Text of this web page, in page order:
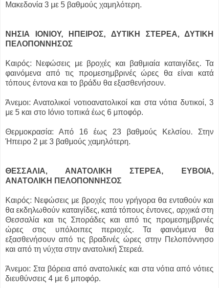
Μακεδονία 3 με 5 βαθμούς χαμηλότερη.
ΝΗΣΙΑ ΙΟΝΙΟΥ, ΗΠΕΙΡΟΣ, ΔΥΤΙΚΗ ΣΤΕΡΕΑ, ΔΥΤΙΚΗ
ΠΕΛΟΠΟΝΝΗΣΟΣ
Καιρός: Νεφώσεις με βροχές και βαθμιαία καταιγίδες. Τα
φαινόμενα από τις προμεσημβρινές ώρες θα είναι κατά
τόπους έντονα και το βράδυ θα εξασθενήσουν.
Άνεμοι: Ανατολικοί νοτιοανατολικοί και στα νότια δυτικοί, 3
με 5 και στο Ιόνιο τοπικά έως 6 μποφόρ.
Θερμοκρασία: Από 16 έως 23 βαθμούς Κελσίου. Στην
Ήπειρο 2 με 3 βαθμούς χαμηλότερη.
ΘΕΣΣΑΛΙΑ, ΑΝΑΤΟΛΙΚΗ ΣΤΕΡΕΑ, ΕΥΒΟΙΑ,
ΑΝΑΤΟΛΙΚΗ ΠΕΛΟΠΟΝΝΗΣΟΣ
Καιρός: Νεφώσεις με βροχές που γρήγορα θα ενταθούν και
θα εκδηλωθούν καταιγίδες, κατά τόπους έντονες, αρχικά στη
Θεσσαλία και τις Σποράδες και από τις προμεσημβρινές
ώρες στις υπόλοιπες περιοχές. Τα φαινόμενα θα
εξασθενήσουν από τις βραδινές ώρες στην Πελοπόννησο
και από τη νύχτα στην ανατολική Στερεά.
Άνεμοι: Στα βόρεια από ανατολικές και στα νότια από νότιες
διευθύνσεις 4 με 6 μποφόρ.